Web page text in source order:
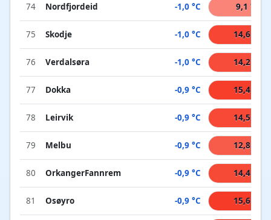
74 Nordfjordeid -1,0 °C 9,1 °C
75 Skodje -1,0 °C 14,6 °C
76 Verdalsøra -1,0 °C 14,2 °C
77 Dokka -0,9 °C 15,4 °C
78 Leirvik -0,9 °C 14,5 °C
79 Melbu -0,9 °C 12,8 °C
80 OrkangerFannrem -0,9 °C 14,4 °C
81 Osøyro -0,9 °C 15,6 °C